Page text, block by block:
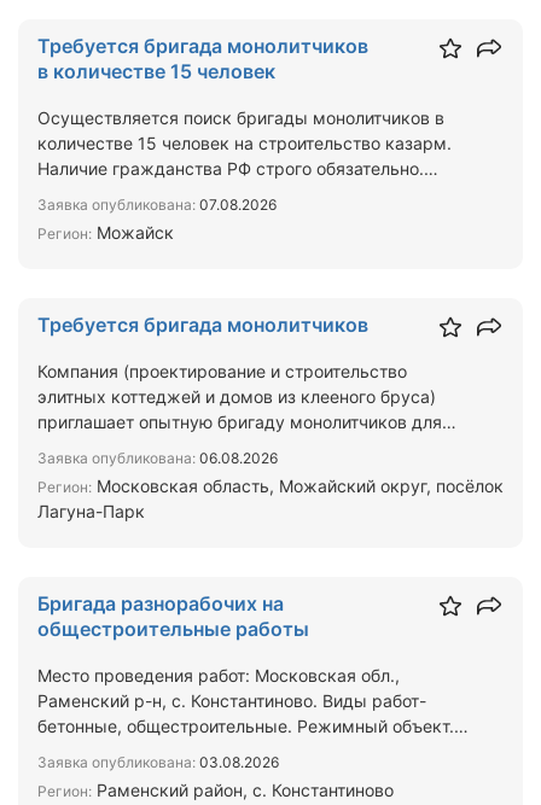
Требуется бригада монолитчиков
в количестве 15 человек
Осуществляется поиск бригады монолитчиков в
количестве 15 человек на строительство казарм.
Наличие гражданства РФ строго обязательно.
Заявка опубликована: 07.08.2026
Регион: Можайск
Требуется бригада монолитчиков
Компания (проектирование и строительство
элитных коттеджей и домов из клееного бруса)
приглашает опытную бригаду монолитчиков для
Заявка опубликована: 06.08.2026
Регион: Московская область, Можайский округ, посёлок
Лагуна-Парк
Бригада разнорабочих на
общестроительные работы
Место проведения работ: Московская обл.,
Раменский р-н, с. Константиново. Виды работ-
бетонные, общестроительные. Режимный объект.
Заявка опубликована: 03.08.2026
Регион: Раменский район, с. Константиново